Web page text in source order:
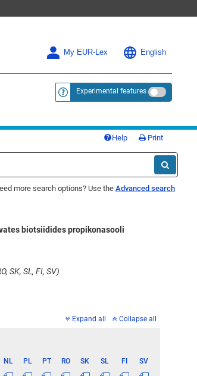
My EUR-Lex English
<a href="https://eur-lex.europa.eu/
Experimental features
Help Print
more search options? Use the Advanced search
biotsiidides propikonasooli
SK, SL, FI, SV)
Expand all Collapse all
NL PL PT RO SK SL FI
SV